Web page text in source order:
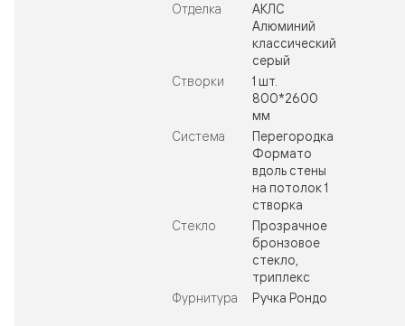
Отделка
АКЛС
Алюминий
классический
серый
Створки
1 шт.
800*2600
мм
Система
Перегородка
Формато
вдоль стены
на потолок 1
створка
Стекло
Прозрачное
бронзовое
стекло,
триплекс
Фурнитура
Ручка Рондо